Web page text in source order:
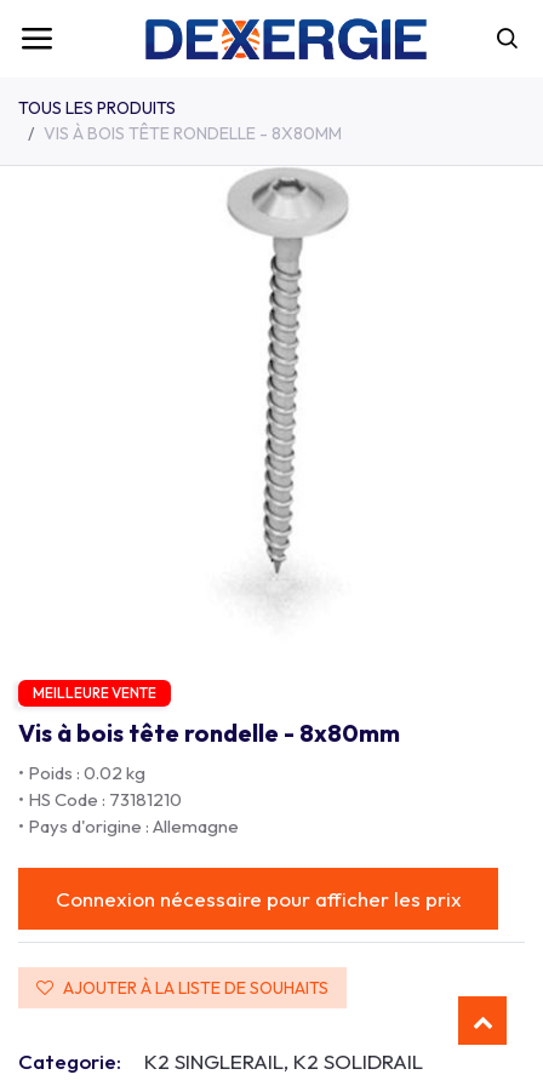
TOUS LES PRODUITS
VIS À BOIS TÊTE RONDELLE - 8X80MM
MEILLEURE VENTE
Vis à bois tête rondelle - 8x80mm
• Poids : 0.02 kg
• HS Code : 73181210
• Pays d'origine : Allemagne
Connexion nécessaire pour afficher les prix
AJOUTER À LA LISTE DE SOUHAITS
Categorie: K2 SINGLERAIL, K2 SOLIDRAIL